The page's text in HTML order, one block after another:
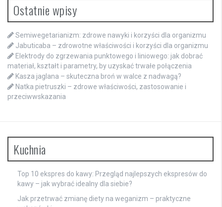
Ostatnie wpisy
Semiwegetarianizm: zdrowe nawyki i korzyści dla organizmu
Jabuticaba – zdrowotne właściwości i korzyści dla organizmu
Elektrody do zgrzewania punktowego i liniowego: jak dobrać
materiał, kształt i parametry, by uzyskać trwałe połączenia
Kasza jaglana – skuteczna broń w walce z nadwagą?
Natka pietruszki – zdrowe właściwości, zastosowanie i
przeciwwskazania
Kuchnia
Top 10 ekspres do kawy: Przegląd najlepszych ekspresów do
kawy – jak wybrać idealny dla siebie?
Jak przetrwać zmianę diety na weganizm – praktyczne